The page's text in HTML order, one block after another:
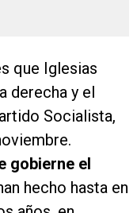
que Iglesias
derecha y el
Socialista,
gobierne el
hecho hasta en